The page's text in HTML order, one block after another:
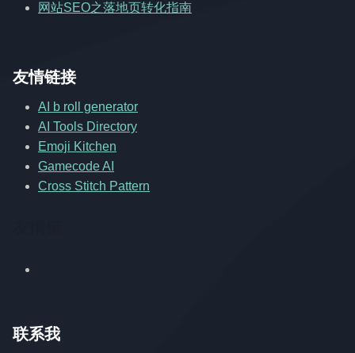
网站SEO之落地页转化指南
友情链接
AI b roll generator
AI Tools Directory
Emoji Kitchen
Gamecode AI
Cross Stitch Pattern
联系我